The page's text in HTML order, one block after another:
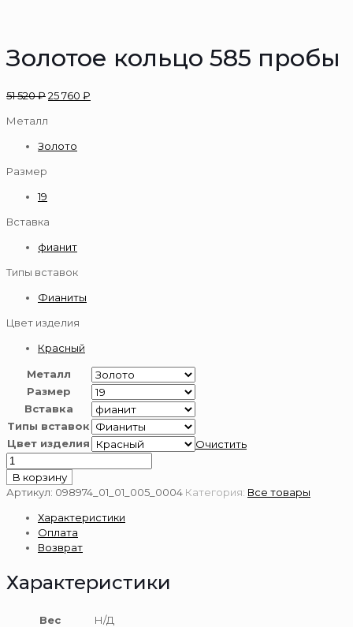
Золотое кольцо 585 пробы
51 520₽25 760 ₽
Металл
Золото
Размер
19
Вставка
фианит
Типы вставок
Фианиты
Цвет изделия
Красный
Металл
Размер
Вставка
Типы вставок
Цвет изделия
Очистить
Количество
товара
Золотое
пробы
В корзину
Артикул: 098974_01_01_005_0004 Категория: Все товары
Характеристики
Оплата
Возврат
Характеристики
Вес Н/Д